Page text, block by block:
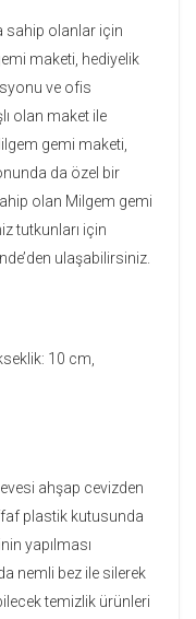
sahip olanlar için
maketi, hediyelik
ve ofis
olan maket ile
gemi maketi,
da özel bir
olan Milgem gemi
tutkunları için
ulaşabilirsiniz.
10 cm,
ahşap cevizden
plastik kutusunda
yapılması
nemli bez ile silerek
temizlik ürünleri